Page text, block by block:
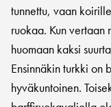
tunnettu, vaan
ruokaa. Kun vertaan
huomaan kaksi
Ensinnäkin turkki on
hyväkuntoinen.